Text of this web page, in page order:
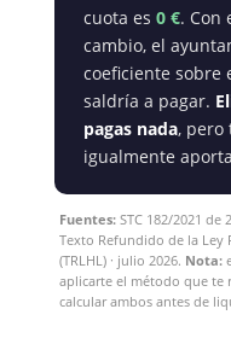
cuota es 0 €. Con
cambio, el
coeficiente sobre
saldría a pagar.
pagas nada, pero
igualmente
Fuentes:STC 182/2021 de
Texto Refundido de la Ley
(TRLHL) · julio 2026. Nota:
aplicarte el método que te
calcular ambos antes de